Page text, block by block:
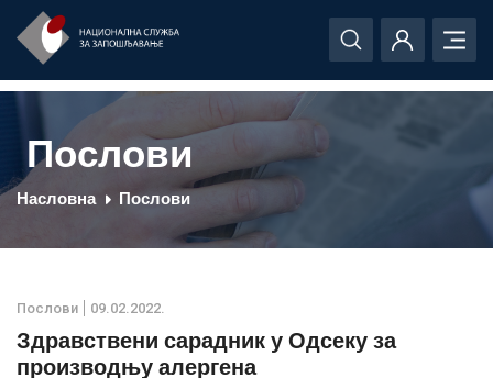
Послови
Насловна Послови
Послови 09.02.2022.
Здравствени сарадник у Одсеку за
производњу алергена